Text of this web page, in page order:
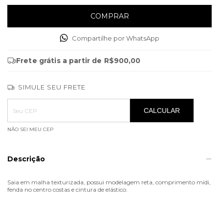
Compartilhe por WhatsApp
Frete grátis a partir de R$900,00
SIMULE SEU FRETE
Entregas para o CEP:
ALTERAR CEP
CALCULAR
NÃO SEI MEU CEP
Descrição
Saia em malha texturizada, possui modelagem reta, comprimento midi,
fenda no centro costas e cintura de elástico.